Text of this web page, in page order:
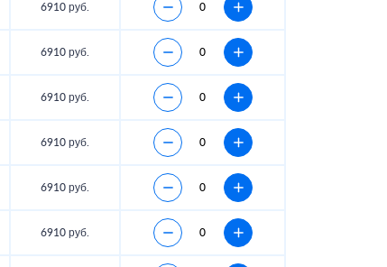
6910 руб.
6910 руб.
6910 руб.
6910 руб.
6910 руб.
6910 руб.